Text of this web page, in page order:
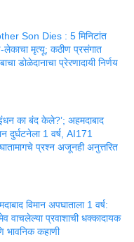
Son Dies : 5 मिनिटांत
मृत्यू; कठीण प्रसंगात
डोळेदानाचा प्रेरणादायी निर्णय
का बंद केले?’; अहमदाबाद
दुर्घटनेला 1 वर्ष, AI171
प्रश्न अजूनही अनुत्तरित
विमान अपघाताला 1 वर्ष:
वाचलेल्या प्रवाशाची धक्कादायक
भावनिक कहाणी